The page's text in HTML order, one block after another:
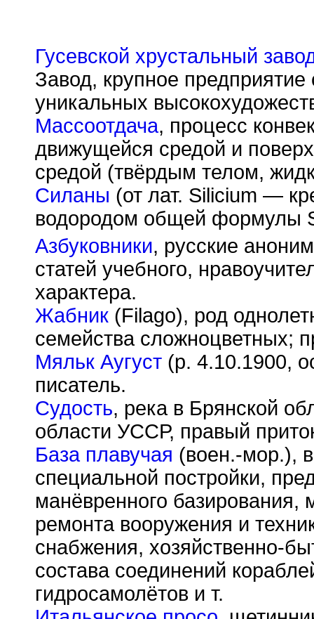
Гусевской хрустальный
Завод, крупное
уникальных
Массоотдача, процесс
движущейся средой и
средой (твёрдым телом,
Силаны (от лат. Silicium —
водородом общей формулы
Азбуковники, русские
статей учебного,
характера.
Жабник (Filago), род
семейства сложноцветных;
Мяльк Аугуст (р. 4.10.1900,
писатель.
Судость, река в Брянской
области УССР, правый
База плавучая (воен.-мор.),
специальной постройки,
манёвренного базирования,
ремонта вооружения и
снабжения, хозяйственно-
состава соединений
гидросамолётов и т.